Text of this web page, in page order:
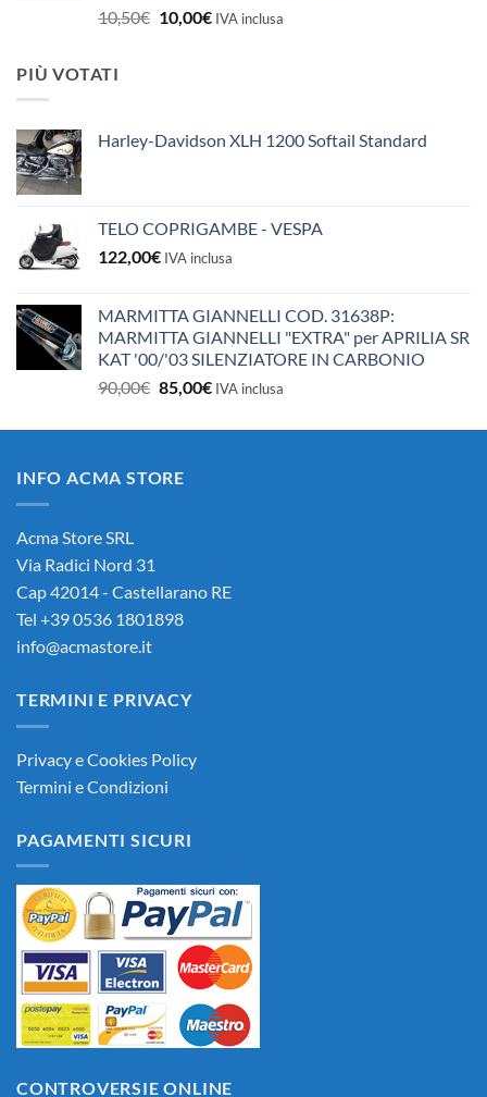
10,50€ Il
10,00€IlIVA inclusa
PIÙ VOTATI
Harley-Davidson XLH 1200 Softail Standard
TELO COPRIGAMBE - VESPA
122,00€ IVA inclusa
MARMITTA GIANNELLI COD. 31638P:
MARMITTA GIANNELLI "EXTRA" per APRILIA SR
KAT '00/'03 SILENZIATORE IN CARBONIO
90,00€ Il
originale
90,00€.
85,00€Il
attuale
IVA inclusa
INFO ACMA STORE
Acma Store SRL
Via Radici Nord 31
Cap 42014 - Castellarano RE
Tel +39 0536 1801898
info@acmastore.it
TERMINI E PRIVACY
Privacy e Cookies Policy
Termini e Condizioni
PAGAMENTI SICURI
CONTROVERSIE ONLINE